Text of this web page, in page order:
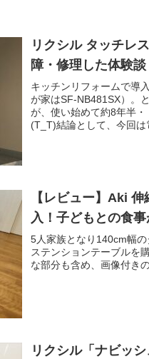
リクシル タッチレ
障・修理した体験談
キッチンリフォームで導
が家はSF-NB481SX）。
が、使い始めて約8年半
(T_T)結論として、今回は
【レビュー】Aki
入！子どもとの食事
5人家族となり140cm幅
ステンションテーブルを
な部分も含め、画像付き
リクシル「ナビッ